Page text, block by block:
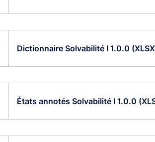
Dictionnaire Solvabilité I 1.0.0
États annotés Solvabilité I 1.0.0